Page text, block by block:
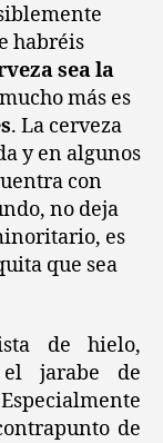
habréis
sea la
más es
. La cerveza
y en algunos
con
no deja
es
que sea
de hielo,
el jarabe de
de